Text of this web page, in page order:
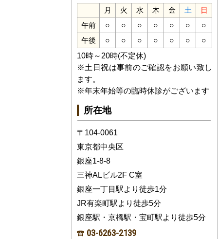
月 火 水 木 金 土
日
午前
○ ○ ○ ○ ○ ○ ○
午後 ○ ○ ○ ○ ○ ○
○
10時～20時(不定休)
※土日祝は事前のご確認をお願い致し
ます。
※年末年始等の臨時休診がございます
所在地
〒104-0061
東京都中央区
銀座1-8-8
三神ALビル2F C室
銀座一丁目駅より徒歩1分
JR有楽町駅より徒歩5分
銀座駅・京橋駅・宝町駅より徒歩5分
03-6263-2139